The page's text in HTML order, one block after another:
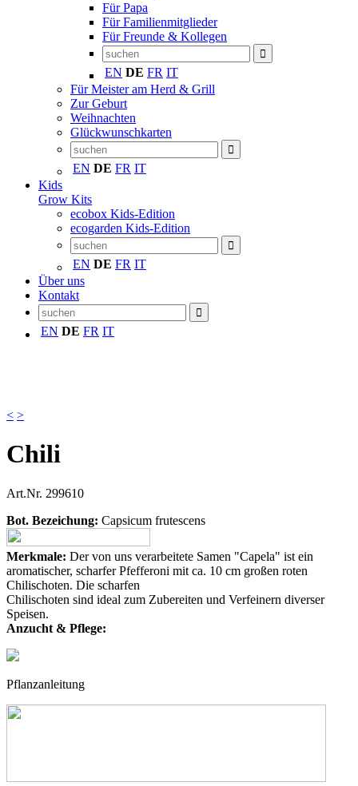
Für Papa
Für Familienmitglieder
Für Freunde & Kollegen
EN DE FR IT
Für Meister am Herd & Grill
Zur Geburt
Weihnachten
Glückwunschkarten
EN DE FR IT
Kids
Grow Kits
ecobox Kids-Edition
ecogarden Kids-Edition
EN DE FR IT
Über uns
Kontakt
EN DE FR IT
< >
Chili
Art.Nr. 299610
Bot. Bezeichung: Capsicum frutescens
Merkmale: Der von uns verarbeitete Samen "Capela" ist ein
aromatischer, scharfer Pfefferoni mit ca. 10 cm großen roten
Chilischoten. Die scharfen
Chilischoten sind ideal zum Zubereiten und Verfeinern diverser
Speisen.
Anzucht & Pflege:
Pflanzanleitung